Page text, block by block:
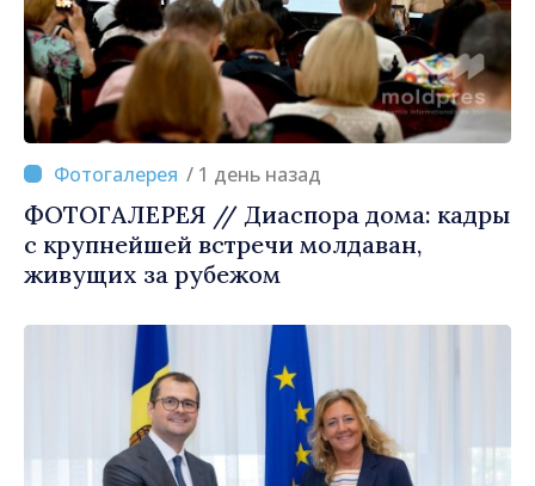
/ 1 день назад
ФОТОГАЛЕРЕЯ // Диаспора дома: кадры
с крупнейшей встречи молдаван,
живущих за рубежом